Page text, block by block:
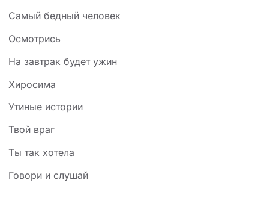
Самый бедный человек
Осмотрись
На завтрак будет ужин
Хиросима
Утиные истории
Твой враг
Ты так хотела
Говори и слушай